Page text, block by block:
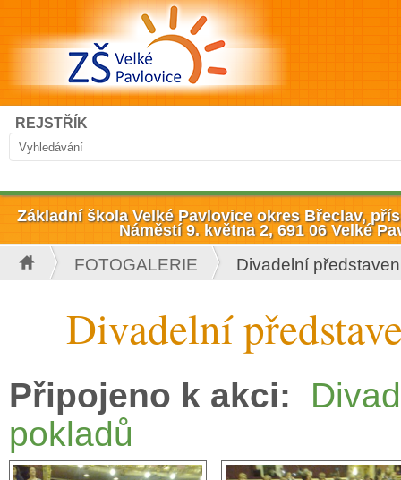
Přejít k hlavnímu obsahu
Vyhledávání
Hledat
REJSTŘÍK
Základní škola Velké Pavlovice okres Břeclav,
Náměstí 9. května 2, 691 06 Velké
Jste zde
FOTOGALERIE Divadelní
Divadelní
Připojeno k akci:
pokladů